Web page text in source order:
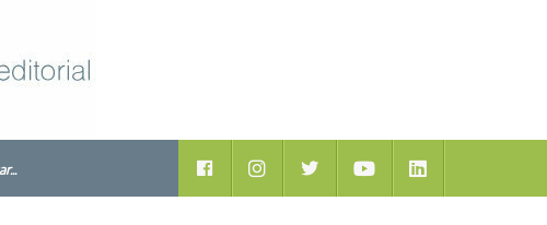
Facebook YoutubeLinkedIn